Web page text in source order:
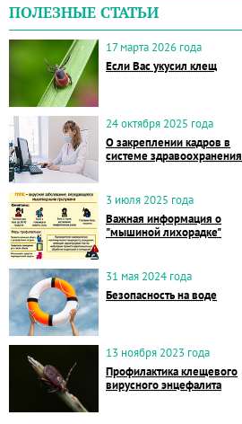
ПОЛЕЗНЫЕ СТАТЬИ
17 марта 2026 года
Если Вас укусил клещ
24 октября 2025 года
О закреплении кадров в
системе здравоохранения
3 июля 2025 года
Важная информация о
"мышиной лихорадке"
31 мая 2024 года
Безопасность на воде
13 ноября 2023 года
Профилактика клещевого
вирусного энцефалита